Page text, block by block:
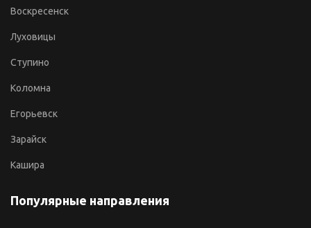
Воскресенск
Луховицы
Ступино
Коломна
Егорьевск
Зарайск
Кашира
Популярные направления